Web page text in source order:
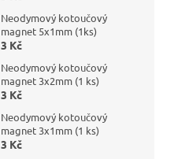
Neodymový kotoučový
magnet 5x1mm (1ks)
3 Kč
Neodymový kotoučový
magnet 3x2mm (1 ks)
3 Kč
Neodymový kotoučový
magnet 3x1mm (1 ks)
3 Kč